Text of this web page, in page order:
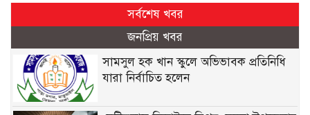
সর্বশেষ খবর
জনপ্রিয় খবর
সামসুল হক খান স্কুলে অভিভাবক প্রতিনিধি
যারা নির্বাচিত হলেন